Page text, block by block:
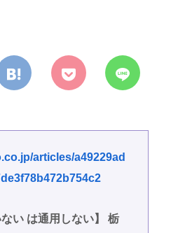
articles/a49229ad
ない は通用しない】 栃